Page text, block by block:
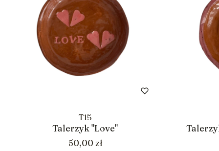
T15
Talerzyk "Love"
Cena
50,00 zł